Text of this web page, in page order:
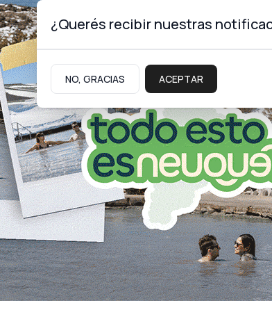
Turismo Educación
¿Querés recibir nuestras
NO, GRACIAS ACEPTAR